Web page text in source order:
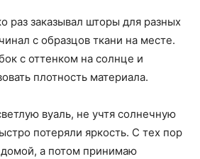
раз заказывал шторы для разных
с образцов ткани на месте.
с оттенком на солнце и
плотность материала.
вуаль, не учтя солнечную
потеряли яркость. С тех пор
домой, а потом принимаю